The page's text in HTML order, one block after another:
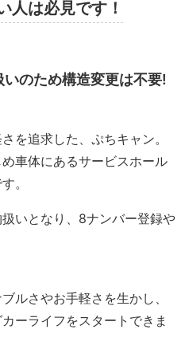
人は必見です！
のため構造変更は不要!
を追求した、ぷちキャン。
車体にあるサービスホール
。
いとなり、8ナンバー登録や
ルさやお手軽さを生かし、
ーライフをスタートできま